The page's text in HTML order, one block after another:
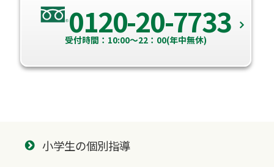
0120-20-7733
受付時間：10:00～22：00(年中無休)
小学生の個別指導